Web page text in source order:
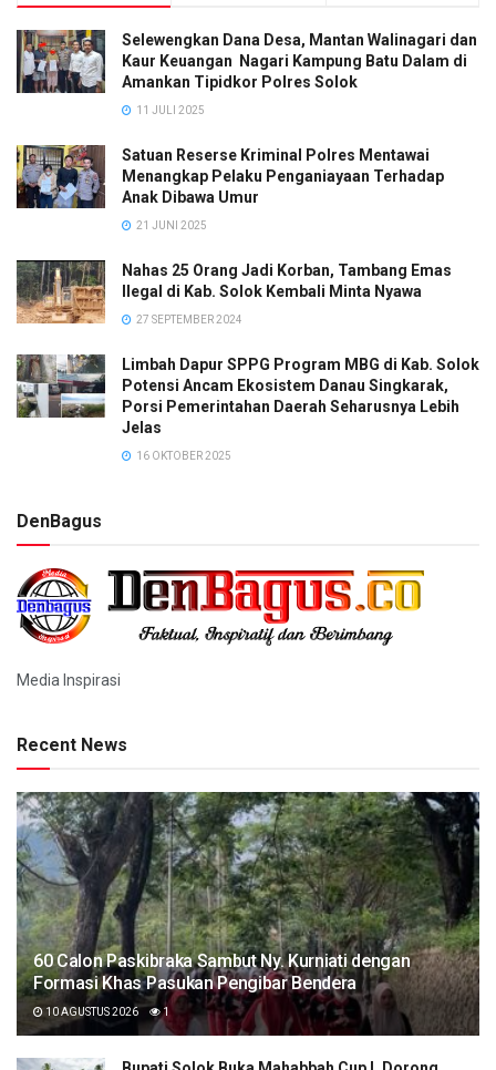
Selewengkan Dana Desa, Mantan Walinagari dan
Kaur Keuangan Nagari Kampung Batu Dalam di
Amankan Tipidkor Polres Solok
11 JULI 2025
Satuan Reserse Kriminal Polres Mentawai
Menangkap Pelaku Penganiayaan Terhadap
Anak Dibawa Umur
21 JUNI 2025
Nahas 25 Orang Jadi Korban, Tambang Emas
Ilegal di Kab. Solok Kembali Minta Nyawa
27 SEPTEMBER 2024
Limbah Dapur SPPG Program MBG di Kab. Solok
Potensi Ancam Ekosistem Danau Singkarak,
Porsi Pemerintahan Daerah Seharusnya Lebih
Jelas
16 OKTOBER 2025
DenBagus
Media Inspirasi
Recent News
60 Calon Paskibraka Sambut Ny. Kurniati dengan
Formasi Khas Pasukan Pengibar Bendera
10 AGUSTUS 2026 1